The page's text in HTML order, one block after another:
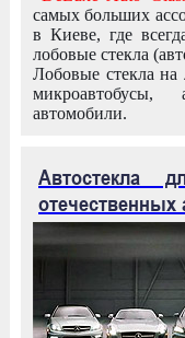
самых больших
в Киеве, где
лобовые стекла
Лобовые стекла на
микроавтобусы,
автомобили.
Автостекла
отечественных